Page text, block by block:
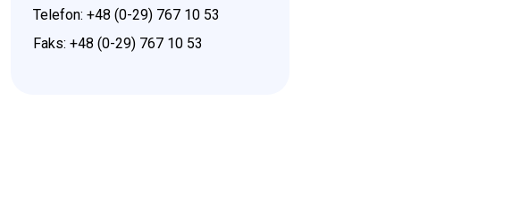
Telefon: +48 (0-29) 767 10 53
Faks: +48 (0-29) 767 10 53